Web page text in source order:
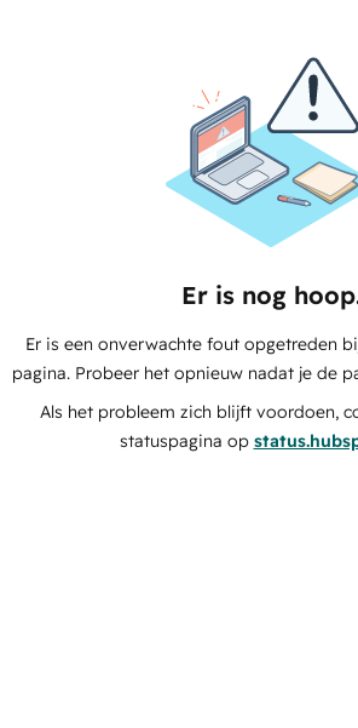
Er is nog
Er is een onverwachte fout opgetreden
pagina. Probeer het opnieuw nadat je de
Als het probleem zich blijft voordoen,
statuspagina op